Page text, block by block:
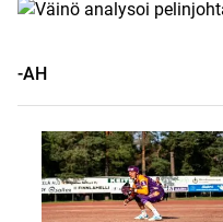
-AH